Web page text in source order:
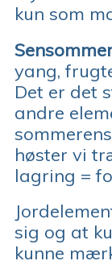
kun som
yang,
Det er det
andre
høster vi
lagring =
sig og at
kunne